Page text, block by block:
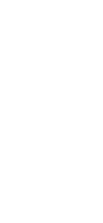
gr